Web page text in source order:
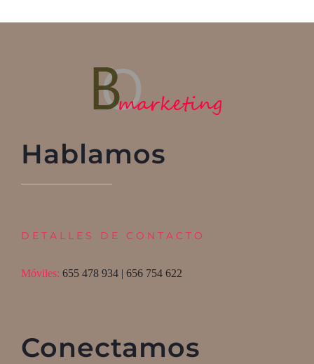
Hablamos
DETALLES DE CONTACTO
Móviles: 655 478 934 | 656 754 622
Conectamos